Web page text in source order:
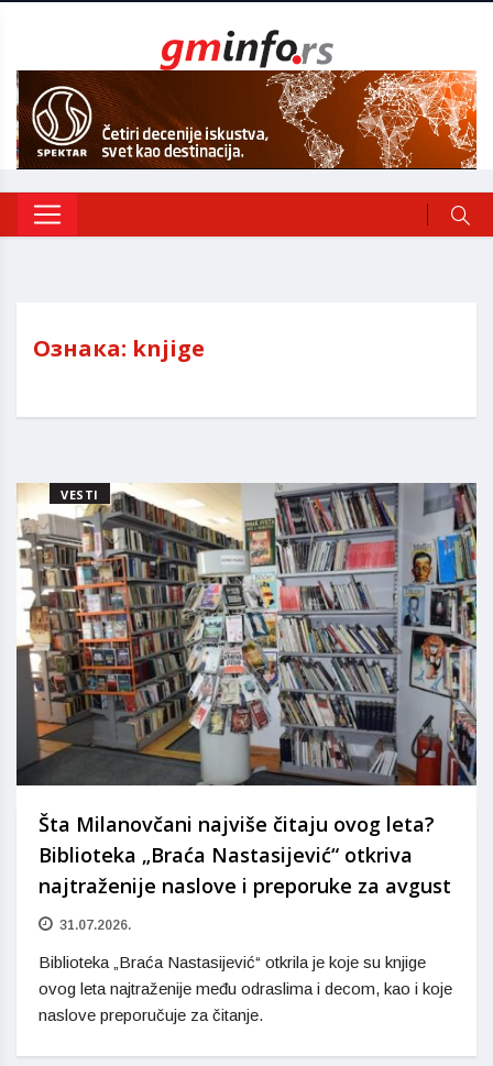
Ознака: knjige
VESTI
Šta Milanovčani najviše čitaju ovog leta?
Biblioteka „Braća Nastasijević“ otkriva
najtraženije naslove i preporuke za avgust
31.07.2026.
Biblioteka „Braća Nastasijević“ otkrila je koje su knjige
ovog leta najtraženije među odraslima i decom, kao i koje
naslove preporučuje za čitanje.